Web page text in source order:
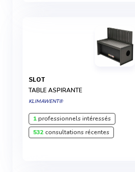
SLOT
TABLE ASPIRANTE
KLIMAWENT®
1professionnels intéressés
532consultations récentes